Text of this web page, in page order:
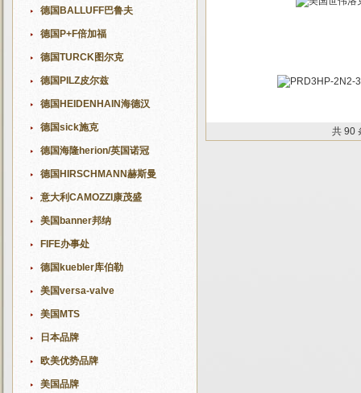
德国BALLUFF巴鲁夫
德国P+F倍加福
德国TURCK图尔克
德国PILZ皮尔兹
德国HEIDENHAIN海德汉
德国sick施克
德国海隆herion/英国诺冠
德国HIRSCHMANN赫斯曼
意大利CAMOZZI康茂盛
美国banner邦纳
FIFE办事处
德国kuebler库伯勒
美国versa-valve
美国MTS
日本品牌
欧美优势品牌
美国品牌
共 90